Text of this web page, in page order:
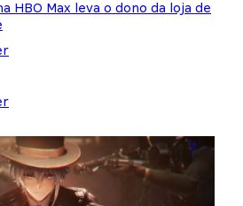
HBO Max leva o dono da loja de